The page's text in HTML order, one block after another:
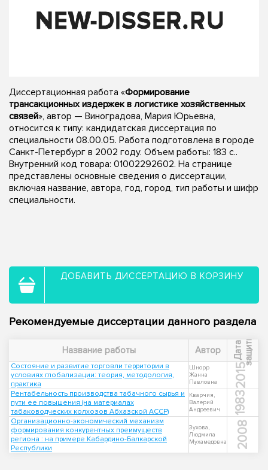
Диссертационная работа «Формирование
трансакционных издержек в логистике хозяйственных
связей», автор — Виноградова, Мария Юрьевна,
относится к типу: кандидатская диссертация по
специальности 08.00.05. Работа подготовлена в городе
Санкт-Петербург в 2002 году. Объем работы: 183 с..
Внутренний код товара: 01002292602. На странице
представлены основные сведения о диссертации,
включая название, автора, год, город, тип работы и шифр
специальности.
ДОБАВИТЬ ДИССЕРТАЦИЮ В КОРЗИНУ
Рекомендуемые диссертации данного раздела
Название работы Автор Д
а
т
а
з
а
щ
и
т ы
Состояние и развитие торговли территории в
условиях глобализации: теория, методология,
практика
Шнорр
Жанна
Павловна
2015
Рентабельность производства табачного сырья и
пути ее повышения (на материалах
табаководческих колхозов Абхазской АССР)
Кварчия,
Валерий
Андреевич
1983
Организационно-экономический механизм
формирования конкурентных преимуществ
региона : на примере Кабардино-Балкарской
Республики
Зухова,
Людмила
Мухамедовна
2008